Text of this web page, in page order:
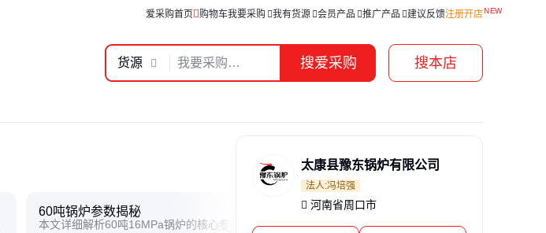
爱采购首页 购物车我要采购 我有货源 会员产品 推广产品 建议反馈注册开店
搜爱采购 搜本店
货源
60吨锅炉参数揭秘
本文详细解析60吨16MPa锅炉的核心参数
辽宁10吨锅炉能用吗
本文解答辽宁地区10吨锅炉的使用现状，
太康县豫东锅炉有限公司
法人:冯培强
河南省周口市